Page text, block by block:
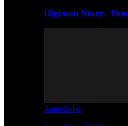
Digimon Story:
Anmeldelse